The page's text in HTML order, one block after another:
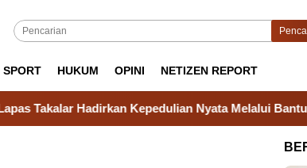
SPORT HUKUM OPINI NETIZEN REPORT
Kepedulian Nyata Melalui Bantuan Sosial untuk